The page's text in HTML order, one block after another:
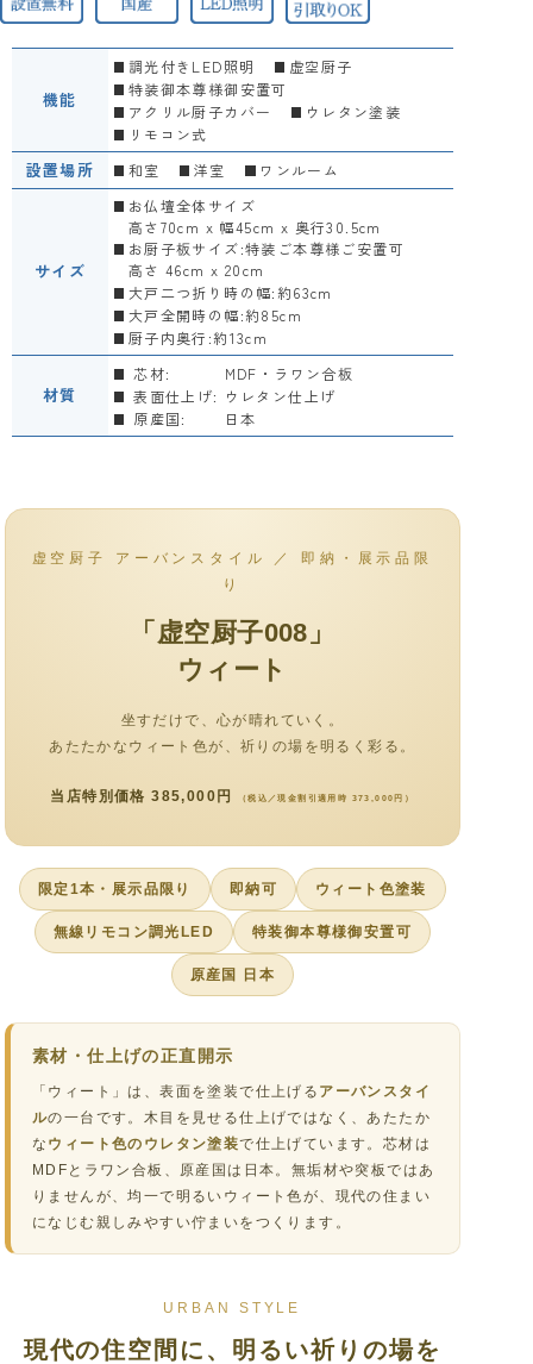
機能
調光付きLED照明
虚空厨子
特装御本尊様御安置可
アクリル厨子カバー
ウレタン塗装
リモコン式
設置場所 和室 洋室 ワンルーム
サイズ
お仏壇全体サイズ
高さ70cm x 幅45cm x 奥行30.5cm
お厨子板サイズ:特装ご本尊様ご安置可
高さ 46cm x 20cm
大戸二つ折り時の幅:約63cm
大戸全開時の幅:約85cm
厨子内奥行:約13cm
材質
芯材:
MDF・ラワン合板
表面仕上げ: ウレタン仕上げ
原産国:
日本
虚空厨子 アーバンスタイル ／ 即納・展示品限
り
「虚空厨子008」
ウィート
坐すだけで、心が晴れていく。
あたたかなウィート色が、祈りの場を明るく彩る。
当店特別価格 385,000円 （税込／現金割引適用時 373,000円）
限定1本・展示品限り 即納可 ウィート色塗装
無線リモコン調光LED 特装御本尊様御安置可
原産国 日本
素材・仕上げの正直開示
「ウィート」は、表面を塗装で仕上げる アーバンスタイ
ルの一台です。木目を見せる仕上げではなく、あたたか
な ウィート色のウレタン塗装で仕上げています。芯材は
MDFとラワン合板、原産国は日本。無垢材や突板ではあ
りませんが、均一で明るいウィート色が、現代の住まい
になじむ親しみやすい佇まいをつくります。
URBAN STYLE
現代の住空間に、明るい祈りの場を